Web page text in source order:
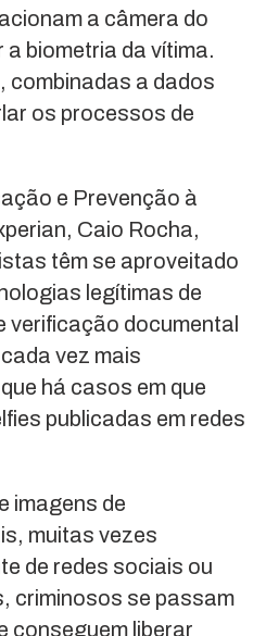
a câmera do
biometria da vítima.
combinadas a dados
os processos de
e Prevenção à
Caio Rocha,
têm se aproveitado
legítimas de
documental
vez mais
há casos em que
publicadas em redes
imagens de
muitas vezes
de redes sociais ou
criminosos se passam
conseguem liberar